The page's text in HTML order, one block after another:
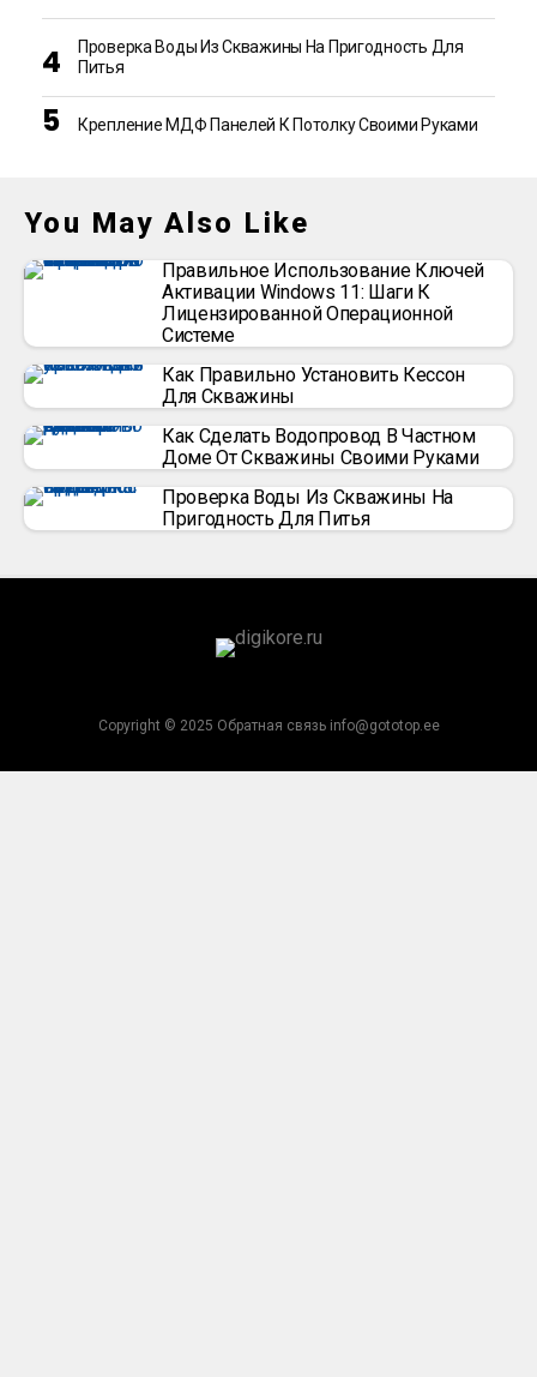
Проверка Воды Из Скважины На Пригодность Для
Питья
Крепление МДФ Панелей К Потолку Своими Руками
You May Also Like
Правильное Использование Ключей
Активации Windows 11: Шаги К
Лицензированной Операционной
Системе
Как Правильно Установить Кессон
Для Скважины
Как Сделать Водопровод В Частном
Доме От Скважины Своими Руками
Проверка Воды Из Скважины На
Пригодность Для Питья
Copyright © 2025 Обратная связь info@gototop.ee